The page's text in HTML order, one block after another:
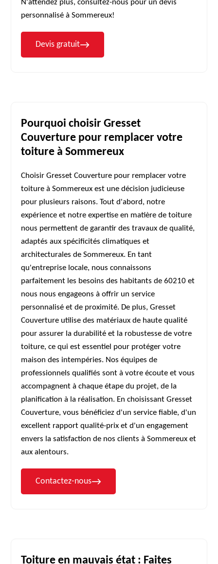
N'attendez plus, consultez-nous pour un devis
personnalisé à Sommereux!
Devis gratuit
Pourquoi choisir Gresset
Couverture pour remplacer votre
toiture à Sommereux
Choisir Gresset Couverture pour remplacer votre
toiture à Sommereux est une décision judicieuse
pour plusieurs raisons. Tout d'abord, notre
expérience et notre expertise en matière de toiture
nous permettent de garantir des travaux de qualité,
adaptés aux spécificités climatiques et
architecturales de Sommereux. En tant
qu'entreprise locale, nous connaissons
parfaitement les besoins des habitants de 60210 et
nous nous engageons à offrir un service
personnalisé et de proximité. De plus, Gresset
Couverture utilise des matériaux de haute qualité
pour assurer la durabilité et la robustesse de votre
toiture, ce qui est essentiel pour protéger votre
maison des intempéries. Nos équipes de
professionnels qualifiés sont à votre écoute et vous
accompagnent à chaque étape du projet, de la
planification à la réalisation. En choisissant Gresset
Couverture, vous bénéficiez d'un service fiable, d'un
excellent rapport qualité-prix et d'un engagement
envers la satisfaction de nos clients à Sommereux et
aux alentours.
Contactez-nous
Toiture en mauvais état : Faites